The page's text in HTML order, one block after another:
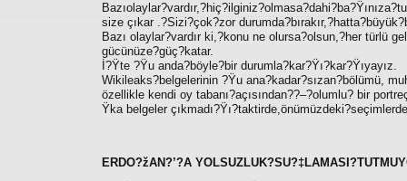
size çıkar .?Sizi?çok?zor
Bazı olaylar?vardır ki,?konu ne olursa?olsun,?her türlü
gücünüze?güç?katar.
İ?Ÿte ?Ÿu anda?böyle?bir durumla?kar?Ÿı?kar?Ÿıyayız.
Wikileaks?belgelerinin ?Ÿu ana?kadar?sızan?bölümü,
özellikle kendi oy tabanı?açısından??–?olumlu? bir
Ÿka belgeler
ERDO?žAN?’?A